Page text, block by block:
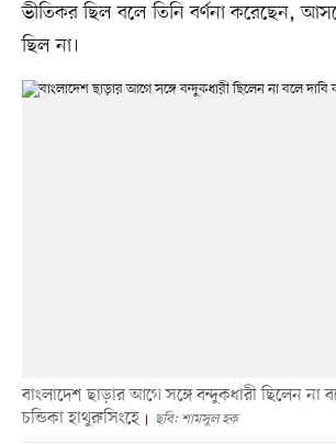
ভীতিকর ছিল বলে তিনি বর্ণনা করেছেন,
ছিল না।
বাংলাদেশ ছাড়ার আগে সঙ্গে বন্দুকধারী ছিলেন না
চন্ডিকা হাথুরুসিংহে
ছবি: শামসুল হক